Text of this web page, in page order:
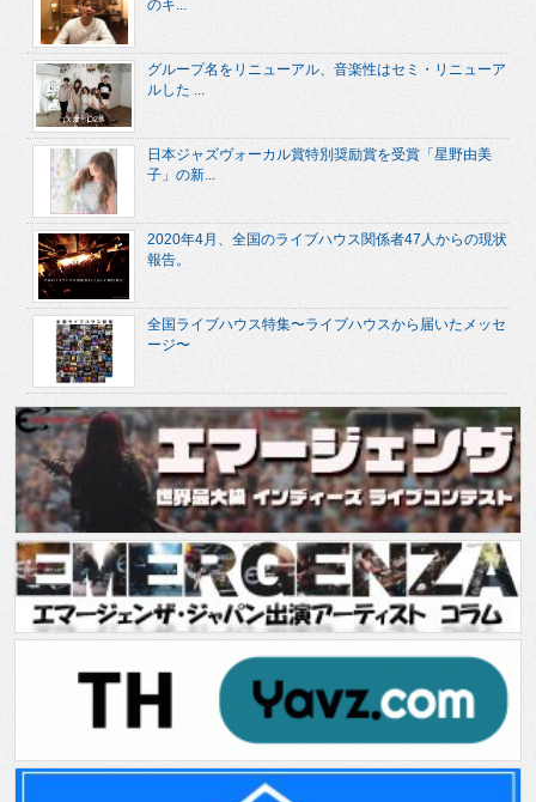
のキ...
グループ名をリニューアル、音楽性はセミ・リニューア
ルした ...
日本ジャズヴォーカル賞特別奨励賞を受賞「星野由美
子」の新...
2020年4月、全国のライブハウス関係者47人からの現状
報告。
全国ライブハウス特集〜ライブハウスから届いたメッセ
ージ〜